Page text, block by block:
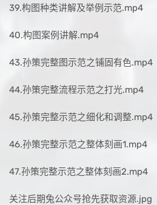
39.构图种类讲解及举例示范.mp4
40.构图案例讲解.mp4
43.孙策完整图示范之铺固有色.mp4
44.孙策完整流程示范之打光.mp4
45.孙策完整示范之细化和调整.mp4
46.孙策完整示范之整体刻画1.mp4
47.孙策完整示范之整体刻画2.mp4
关注后期兔公众号抢先获取资源.jpg